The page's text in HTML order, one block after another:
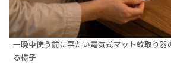
一晩中使う前に平たい電気式マット蚊取り器
る様子